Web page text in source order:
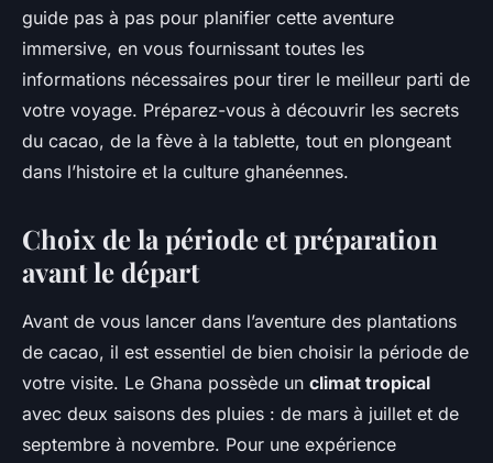
guide pas à pas pour planifier cette aventure
immersive, en vous fournissant toutes les
informations nécessaires pour tirer le meilleur parti de
votre voyage. Préparez-vous à découvrir les secrets
du cacao, de la fève à la tablette, tout en plongeant
dans l’histoire et la culture ghanéennes.
Choix de la période et préparation
avant le départ
Avant de vous lancer dans l’aventure des plantations
de cacao, il est essentiel de bien choisir la période de
votre visite. Le Ghana possède un climat tropical
avec deux saisons des pluies : de mars à juillet et de
septembre à novembre. Pour une expérience